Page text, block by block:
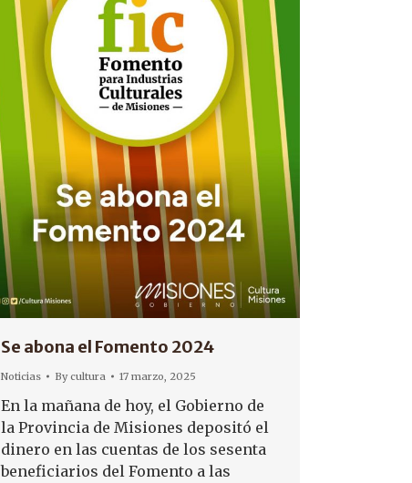
Se abona el Fomento 2024
Noticias Bycultura 17 marzo, 2025
En la mañana de hoy, el Gobierno de
la Provincia de Misiones depositó el
dinero en las cuentas de los sesenta
beneficiarios del Fomento a las